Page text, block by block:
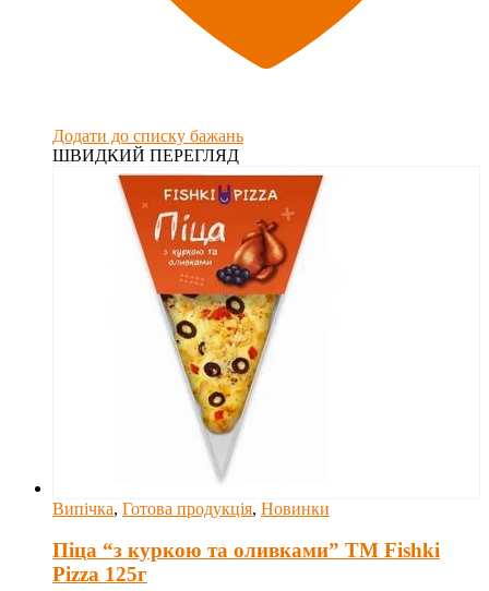
Додати до списку бажань
ШВИДКИЙ ПЕРЕГЛЯД
Випічка, Готова продукція, Новинки
Піца “з куркою та оливками” ТM Fishki
Pizza 125г